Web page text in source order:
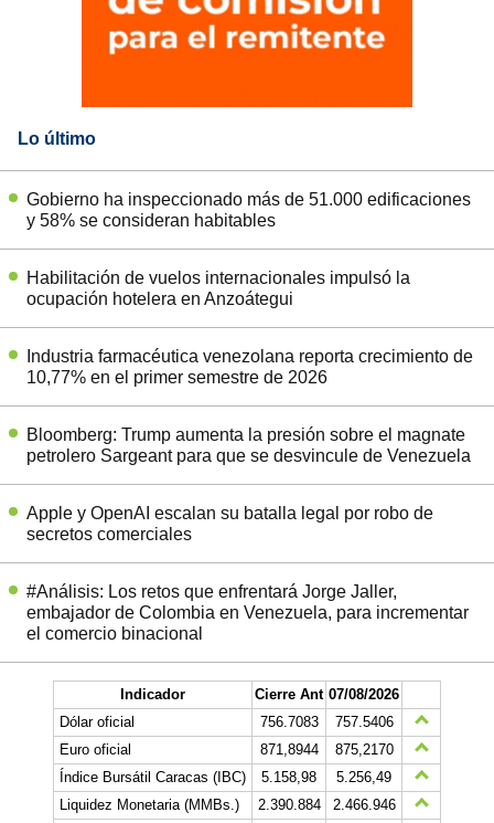
Lo último
Gobierno ha inspeccionado más de 51.000 edificaciones
y 58% se consideran habitables
Habilitación de vuelos internacionales impulsó la
ocupación hotelera en Anzoátegui
Industria farmacéutica venezolana reporta crecimiento de
10,77% en el primer semestre de 2026
Bloomberg: Trump aumenta la presión sobre el magnate
petrolero Sargeant para que se desvincule de Venezuela
Apple y OpenAI escalan su batalla legal por robo de
secretos comerciales
#Análisis: Los retos que enfrentará Jorge Jaller,
embajador de Colombia en Venezuela, para incrementar
el comercio binacional
Indicador Cierre Ant 07/08/2026
Dólar oficial
756.7083
757.5406
Euro oficial
871,8944
875,2170
Índice Bursátil Caracas (IBC)
5.158,98
5.256,49
Liquidez Monetaria (MMBs.)
2.390.884
2.466.946